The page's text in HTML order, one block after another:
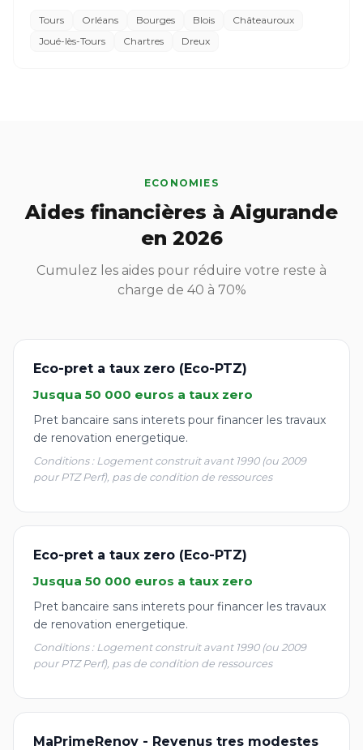
Tours Orléans Bourges Blois
Châteauroux
Joué-lès-Tours
Chartres Dreux
ECONOMIES
Aides financières à Aigurande
en 2026
Cumulez les aides pour réduire votre reste à
charge de 40 à 70%
Eco-pret a taux zero (Eco-PTZ)
Jusqua 50 000 euros a taux zero
Pret bancaire sans interets pour financer les travaux
de renovation energetique.
Conditions : Logement construit avant 1990 (ou 2009
pour PTZ Perf), pas de condition de ressources
Eco-pret a taux zero (Eco-PTZ)
Jusqua 50 000 euros a taux zero
Pret bancaire sans interets pour financer les travaux
de renovation energetique.
Conditions : Logement construit avant 1990 (ou 2009
pour PTZ Perf), pas de condition de ressources
MaPrimeRenov - Revenus tres modestes